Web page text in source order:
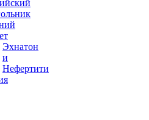
Эхнатон
и
Нефертити